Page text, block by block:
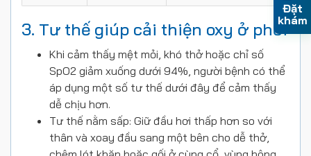
3. Tư thế giúp cải thiện oxy ở phổi
Khi cảm thấy mệt mỏi, khó thở hoặc chỉ số
SpO2 giảm xuống dưới 94%, người bệnh có thể
áp dụng một số tư thế dưới đây để cảm thấy
dễ chịu hơn.
Tư thế nằm sấp: Giữ đầu hơi thấp hơn so với
thân và xoay đầu sang một bên cho dễ thở,
Đặt
khám